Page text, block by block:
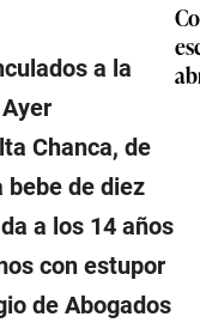
a la
Chanca, de
bebe de diez
a los 14 años
con estupor
de Abogados